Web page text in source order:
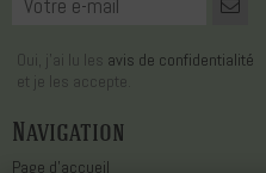
Oui, j'ai lu les avis de confidentialité
et je les accepte.
Navigation
Page d'accueil